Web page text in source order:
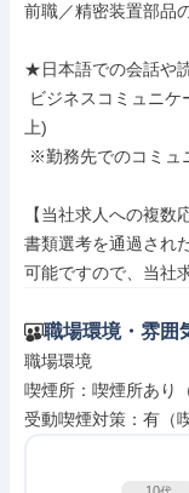
前職／精密装置部品
★日本語での会話や
上)
【当社求人への複数
書類選考を通過され
可能ですので、当社
職場環境・雰囲
職場環境
喫煙所：喫煙所あり
受動喫煙対策：有（